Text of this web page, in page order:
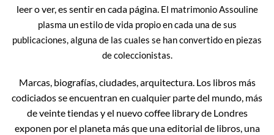
leer o ver, es sentir en cada página. El matrimonio Assouline
plasma un estilo de vida propio en cada una de sus
publicaciones, alguna de las cuales se han convertido en piezas
de coleccionistas.
Marcas, biografías, ciudades, arquitectura. Los libros más
codiciados se encuentran en cualquier parte del mundo, más
de veinte tiendas y el nuevo coffee library de Londres
exponen por el planeta más que una editorial de libros, una